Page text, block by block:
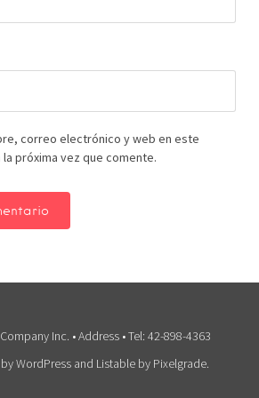
correo electrónico y web en este
próxima vez que comente.
Inc. • Address • Tel: 42-898-4363
WordPress and Listable by Pixelgrade.